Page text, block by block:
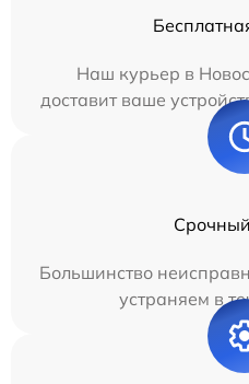
Наш курьер в
доставит ваше
Большинство
устраняем в